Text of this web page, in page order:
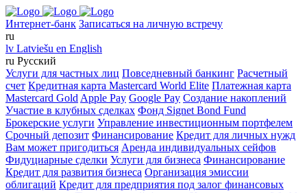
Интернет-банк Записаться на личную встречу
ru
lv Latviešu en English
ru Русский
Услуги для частных лиц Повседневный банкинг Расчетный
счет Кредитная карта Mastercard World Elite Платежная карта
Mastercard Gold Apple Pay Google Pay Создание накоплений
Участие в клубных сделках Фонд Signet Bond Fund
Брокерские услуги Управление инвестиционным портфелем
Срочный депозит Финансирование Кредит для личных нужд
Вам может пригодиться Аренда индивидуальных сейфов
Фидуциарные сделки Услуги для бизнеса Финансирование
Кредит для развития бизнеса Организация эмиссии
облигаций Кредит для предприятия под залог финансовых